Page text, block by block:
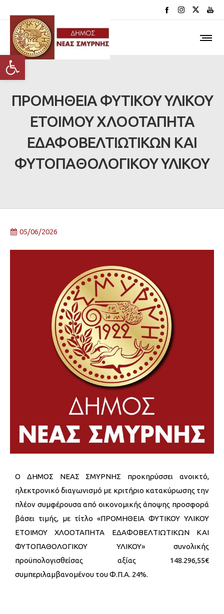
Ανοίξτε τη γραμμή εργαλείων
ΠΡΟΜΗΘΕΙΑ ΦΥΤΙΚΟΥ ΥΛΙΚΟΥ
ΕΤΟΙΜΟΥ ΧΛΟΟΤΑΠΗΤΑ
ΕΔΑΦΟΒΕΛΤΙΩΤΙΚΩΝ ΚΑΙ
ΦΥΤΟΠΑΘΟΛΟΓΙΚΟΥ ΥΛΙΚΟΥ
05/06/2026
Ο ΔΗΜΟΣ ΝΕΑΣ ΣΜΥΡΝΗΣ προκηρύσσει ανοικτό,
ηλεκτρονικό διαγωνισμό με κριτήριο κατακύρωσης την
πλέον συμφέρουσα από οικονομικής άποψης προσφορά
βάσει τιμής, με τίτλο «ΠΡΟΜΗΘΕΙΑ ΦΥΤΙΚΟΥ ΥΛΙΚΟΥ
ΕΤΟΙΜΟΥ ΧΛΟΟΤΑΠΗΤΑ ΕΔΑΦΟΒΕΛΤΙΩΤΙΚΩΝ ΚΑΙ
ΦΥΤΟΠΑΘΟΛΟΓΙΚΟΥ ΥΛΙΚΟΥ» συνολικής
προϋπολογισθείσας αξίας 148.296,55€
συμπεριλαμβανομένου του Φ.Π.Α. 24%.